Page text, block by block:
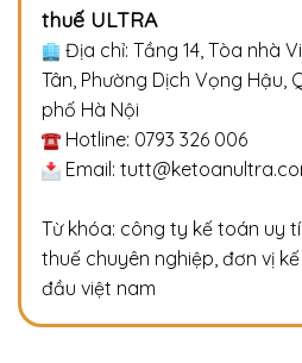
thuế ULTRA
Địa chỉ: Tầng 14, Tòa nhà
Tân, Phường Dịch Vọng Hậu,
phố Hà Nội
Hotline: 0793 326 006
Email:
Từ khóa: công ty kế toán uy
thuế chuyên nghiệp, đơn vị
đầu việt nam